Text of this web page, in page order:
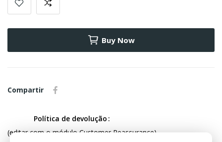
Buy Now
Compartir
Política de devolução
(editar com o módulo Customer Reassurance)